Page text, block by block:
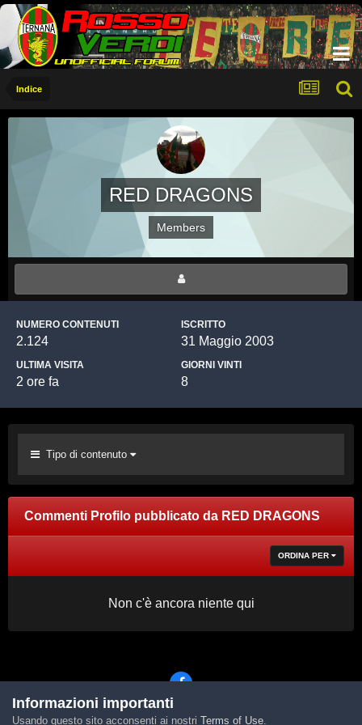
Indice
RED DRAGONS
Members
NUMERO CONTENUTI
2.124
ISCRITTO
31 Maggio 2003
ULTIMA VISITA
2 ore fa
GIORNI VINTI
8
Tipo di contenuto
Commenti Profilo pubblicato da RED DRAGONS
ORDINA PER
Non c'è ancora niente qui
Informazioni importanti
Usando questo sito acconsenti ai nostri Terms of Use.